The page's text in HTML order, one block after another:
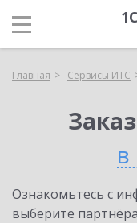
Главная Сервисы ИТС
в
Ознакомьтесь с
выберите